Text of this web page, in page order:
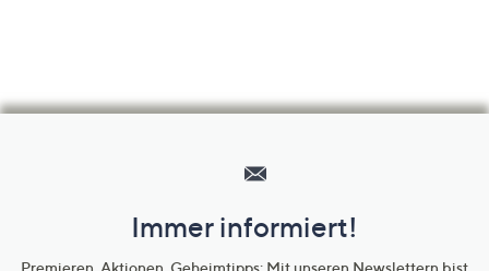
Unternehmensinformationen
Immer informiert!
Premieren, Aktionen, Geheimtipps: Mit unseren Newslettern bist